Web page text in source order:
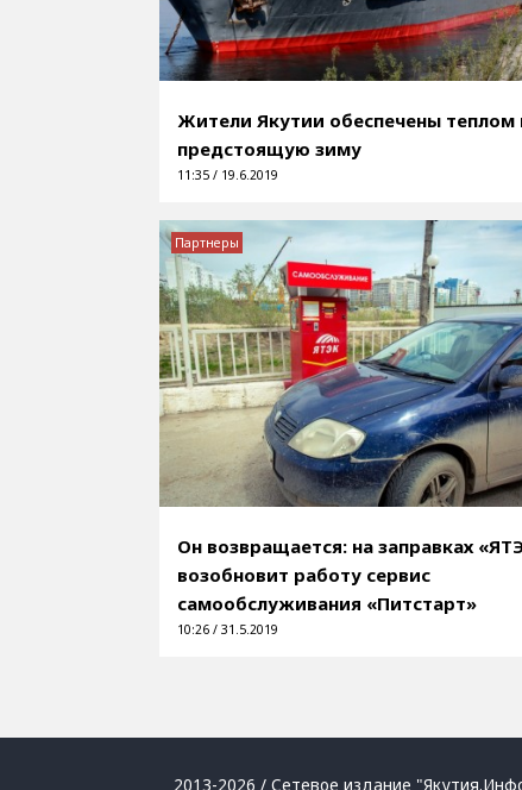
Жители Якутии обеспечены теплом
предстоящую зиму
11:35 / 19.6.2019
Он возвращается: на заправках
возобновит работу сервис
самообслуживания «Питстарт»
10:26 / 31.5.2019
Партнеры
2013-2026 / Сетевое издание